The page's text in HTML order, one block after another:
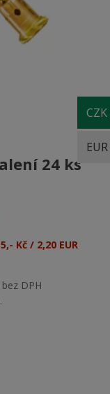
CZK
EUR
24 ks
Kč / 2,20 EUR
DPH